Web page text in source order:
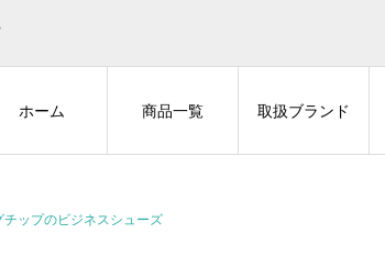
ホーム 商品一覧 取扱ブランド
チップのビジネスシューズ